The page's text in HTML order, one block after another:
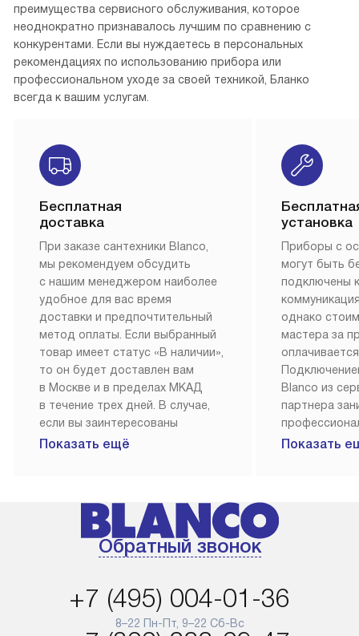
преимущества сервисного обслуживания, которое
неоднократно признавалось лучшим по сравнению с
конкурентами. Если вы нуждаетесь в персональных
рекомендациях по использованию прибора или
профессиональном уходе за своей техникой, Бланко
всегда к вашим услугам.
Бесплатная
доставка
При заказе сантехники Blanco,
мы рекомендуем обсудить
с нашим менеджером наиболее
удобное для вас время
доставки и предпочтительный
метод оплаты. Если выбранный
товар имеет статус «В наличии»,
то он будет доставлен вам
в Москве и в пределах МКАД
в течение трех дней. В случае,
если вы заинтересованы
в товаре, который доступен
менеджером на сайте. Товары
с особым лейблом
доставляются бесплатно
аксессуаров не предусмотрена.
Для доставки в другие регионы
Показать ещё
установка
Приборы с
могут быть
подключены
однако
мастера за
Blanco из
партнера
Наш сервис
возможные
Показать
Обратный звонок
+7 (495) 004-01-36
8–22 Пн-Пт, 9–22 Сб-Вс